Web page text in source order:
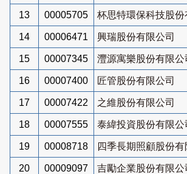
13 00005705 杯思特環保科技股份
14 00006471 興瑞股份有限公司
15 00007345 灃源寓樂股份有限公
16 00007400 匠管股份有限公司
17 00007422 之維股份有限公司
18 00007555 泰緯投資股份有限公
19 00008718 四季長期照顧股份有
20 00009097 吉勵企業股份有限公